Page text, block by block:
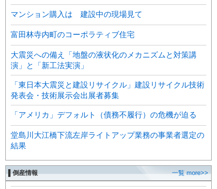
マンション購入は 建設中の現場見て
富田林寺内町のコーポラティブ住宅
大震災への備え「地盤の液状化のメカニズムと対策講
演」と「新工法実演」
「東日本大震災と建設リサイクル」建設リサイクル技術
発表会・技術展示会出展者募集
「アメリカ」デフォルト（債務不履行）の危機が迫る
堂島川大江橋下流左岸ライトアップ業務の事業者選定の
結果
▌倒産情報 一覧 more>>